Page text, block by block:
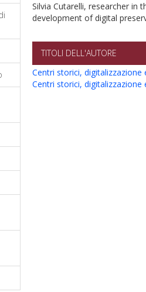
Silvia Cutarelli, researcher in
development of digital
TITOLI DELL'AUTORE
Centri storici, digitalizzazione
Centri storici, digitalizzazione